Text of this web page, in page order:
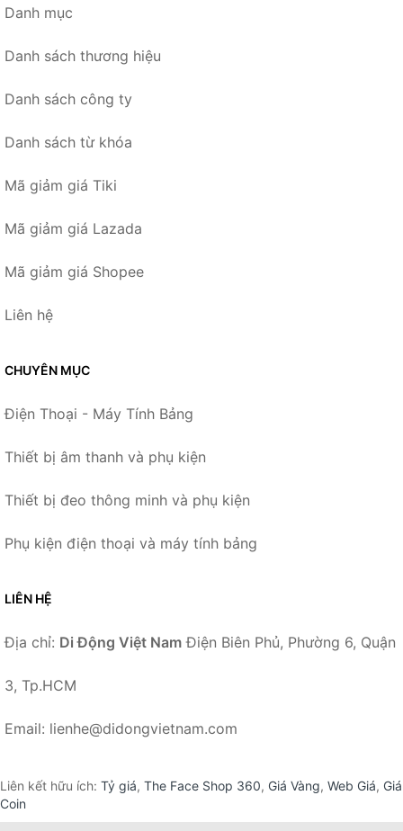
Danh mục
Danh sách thương hiệu
Danh sách công ty
Danh sách từ khóa
Mã giảm giá Tiki
Mã giảm giá Lazada
Mã giảm giá Shopee
Liên hệ
CHUYÊN MỤC
Điện Thoại - Máy Tính Bảng
Thiết bị âm thanh và phụ kiện
Thiết bị đeo thông minh và phụ kiện
Phụ kiện điện thoại và máy tính bảng
LIÊN HỆ
Địa chỉ: Di Động Việt Nam Điện Biên Phủ, Phường 6, Quận
3, Tp.HCM
Email: lienhe@didongvietnam.com
Liên kết hữu ích: Tỷ giá, The Face Shop 360, Giá Vàng, Web Giá, Giá
Coin